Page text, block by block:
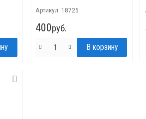
Артикул: 18725
400руб.